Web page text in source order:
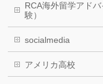
RCA海外留学アド
験）
socialmedia
アメリカ高校